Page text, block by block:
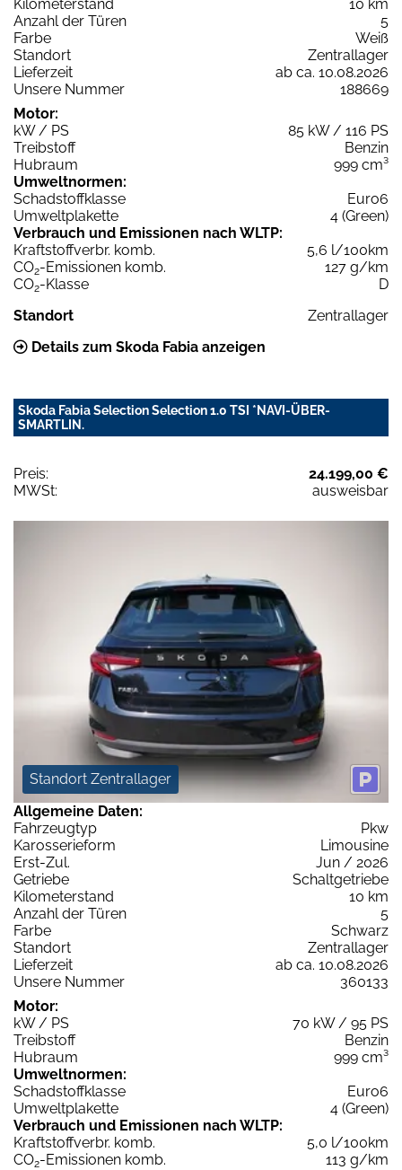
Kilometerstand
10 km
Anzahl der Türen
5
Farbe
Weiß
Standort
Zentrallager
Lieferzeit
ab ca. 10.08.2026
Unsere Nummer
188669
Motor:
kW / PS
85 kW / 116 PS
Treibstoff
Benzin
Hubraum
999 cm³
Umweltnormen:
Schadstoffklasse
Euro6
Umweltplakette
4 (Green)
Verbrauch und Emissionen nach WLTP:
Kraftstoffverbr. komb.
5,6 l/100km
CO2-Emissionen komb.
127 g/km
CO2-Klasse
D
Standort
Zentrallager
Details zum Skoda Fabia anzeigen
Skoda Fabia Selection Selection 1.0 TSI *NAVI-ÜBER-
SMARTLIN.
Preis:
24.199,00 €
MWSt:
ausweisbar
Standort Zentrallager
Allgemeine Daten:
Fahrzeugtyp
Pkw
Karosserieform
Limousine
Erst-Zul.
Jun / 2026
Getriebe
Schaltgetriebe
Kilometerstand
10 km
Anzahl der Türen
5
Farbe
Schwarz
Standort
Zentrallager
Lieferzeit
ab ca. 10.08.2026
Unsere Nummer
360133
Motor:
kW / PS
70 kW / 95 PS
Treibstoff
Benzin
Hubraum
999 cm³
Umweltnormen:
Schadstoffklasse
Euro6
Umweltplakette
4 (Green)
Verbrauch und Emissionen nach WLTP:
Kraftstoffverbr. komb.
5,0 l/100km
CO2-Emissionen komb.
113 g/km